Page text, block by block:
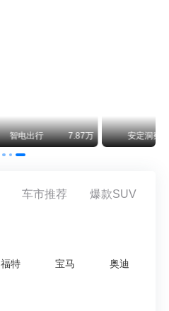
智电出行 7.87万 安定洞察
车市推荐 爆款SUV
福特 宝马 奥迪